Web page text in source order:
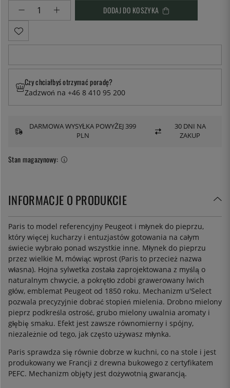
DODAJ DO KOSZYKA
Stan magazynowy:
Czy chciałbyś otrzymać poradę?
Zadzwoń na +46 8 410 95 200
DARMOWA WYSYŁKA POWYŻEJ 399
PLN
30 DNI NA
ZAKUP
INFORMACJE O PRODUKCIE
Paris to model referencyjny Peugeot i młynek do pieprzu,
który więcej kucharzy i entuzjastów gotowania na całym
świecie wybrało ponad wszystkie inne. Młynek do pieprzu
przez wielkie M, mówiąc wprost (Paris to przecież nazwa
własna). Hojna sylwetka została zaprojektowana z myślą o
naturalnym chwycie, a pokrętło zdobi grawerowany lwich
głów, emblemat Peugeot od 1850 roku. Mechanizm u'Select
pozwala precyzyjnie dobrać stopień mielenia. Drobno mielony
pieprz podkreśla ostrość, grubo mielony uwalnia aromaty i
głębię smaku. Efekt jest zawsze równomierny i spójny,
niezależnie od tego, jak często używasz młynka.
Paris sprawdza się równie dobrze w kuchni, co na stole i jest
produkowany we Francji z drewna bukowego z certyfikatem
PEFC. Mechanizm objęty jest dożywotnią gwarancją.